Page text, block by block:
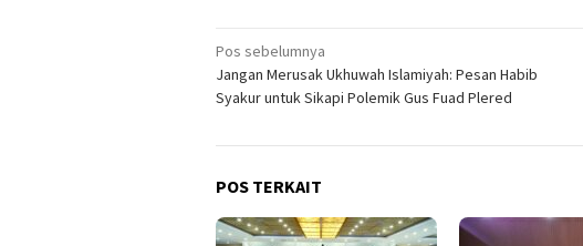
Navigasi
pos
Pos sebelumnya
Jangan Merusak Ukhuwah Islamiyah: Pesan Habib
Syakur untuk Sikapi Polemik Gus Fuad Plered
POS TERKAIT